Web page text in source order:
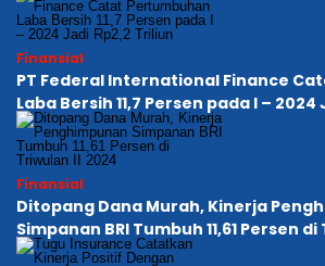
Finansial
PT Federal International Finance
Laba Bersih 11,7 Persen pada I –
Finansial
Ditopang Dana Murah, Kinerja
Simpanan BRI Tumbuh 11,61 Persen